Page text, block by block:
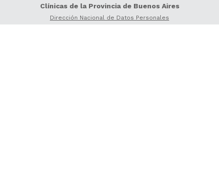
Clínicas de la Provincia de Buenos Aires
Dirección Nacional de Datos Personales